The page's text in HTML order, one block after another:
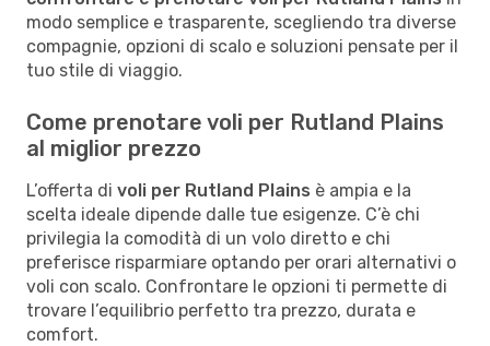
modo semplice e trasparente, scegliendo tra diverse
compagnie, opzioni di scalo e soluzioni pensate per il
tuo stile di viaggio.
Come prenotare voli per Rutland Plains
al miglior prezzo
L’offerta di voli per Rutland Plains è ampia e la
scelta ideale dipende dalle tue esigenze. C’è chi
privilegia la comodità di un volo diretto e chi
preferisce risparmiare optando per orari alternativi o
voli con scalo. Confrontare le opzioni ti permette di
trovare l’equilibrio perfetto tra prezzo, durata e
comfort.